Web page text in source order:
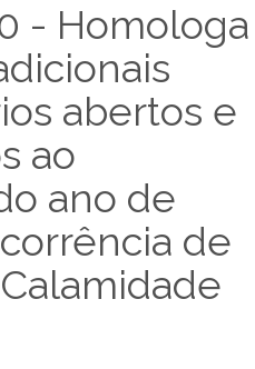
- Homologa
abertos e
ao
ano de
de